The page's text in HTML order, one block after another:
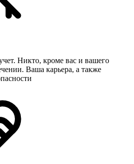
Никто, кроме вас и вашего
Ваша карьера, а также